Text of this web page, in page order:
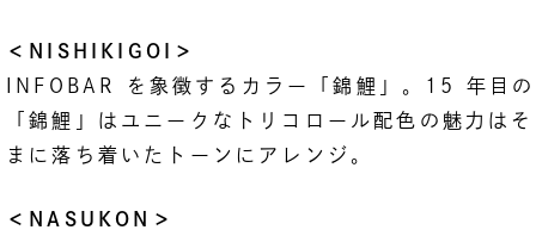
＜NISHIKIGOI＞
INFOBAR を象徴するカラー「錦鯉」。15 年目の
「錦鯉」はユニークなトリコロール配色の魅力は
まに落ち着いたトーンにアレンジ。
＜NASUKON＞